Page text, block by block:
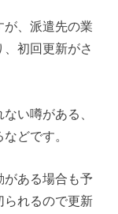
が、派遣先の業
初回更新がさ
い噂がある、
どです。
がある場合も予
られるので更新